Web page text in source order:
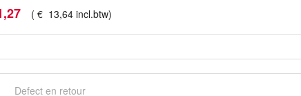
,27 ( € 13,64 incl.btw)
Defect en retour